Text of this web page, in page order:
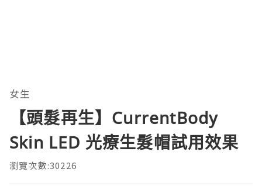
女生
【頭髮再生】CurrentBody
Skin LED 光療生髮帽試用效果
瀏覽次數:30226